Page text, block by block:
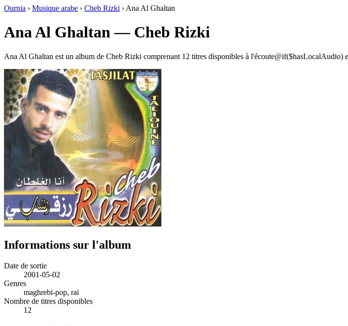
Ournia › Musique arabe › Cheb Rizki › Ana Al Ghaltan
Ana Al Ghaltan — Cheb Rizki
Ana Al Ghaltan est un album de Cheb Rizki comprenant 12 titres disponibles à l'écoute@if($hasLocalAudio)
Informations sur l'album
Date de sortie
2001-05-02
Genres
maghrebi-pop, rai
Nombre de titres disponibles
12